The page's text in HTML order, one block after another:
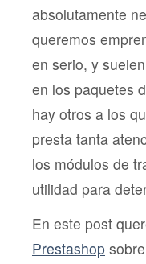
absolutamente
queremos
en serio, y
en los paquetes
hay otros a los
presta tanta
los módulos de
utilidad para
En este post
Prestashop